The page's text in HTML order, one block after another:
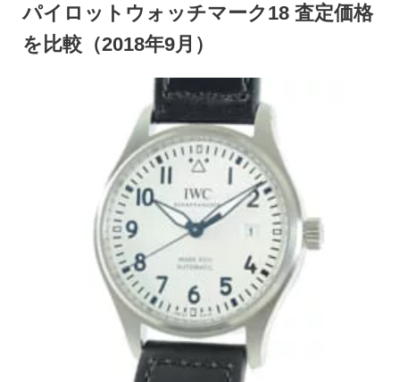
パイロットウォッチマーク18 査定価格
を比較（2018年9月）